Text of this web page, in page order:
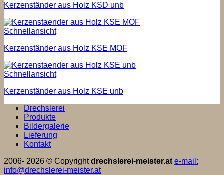
Kerzenständer aus Holz KSD unb
Schnellansicht
Kerzenständer aus Holz KSE MOF
Schnellansicht
Kerzenständer aus Holz KSE unb
Drechslerei
Produkte
Bildergalerie
Lieferung
Kontakt
2006- 2026 © Copyrightdrechslerei-meister.at e-mail:
info@drechslerei-meister.at